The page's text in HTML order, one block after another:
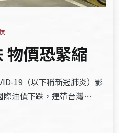
物價恐緊縮
19（以下稱新冠肺炎）影
際油價下跌，連帶台灣…